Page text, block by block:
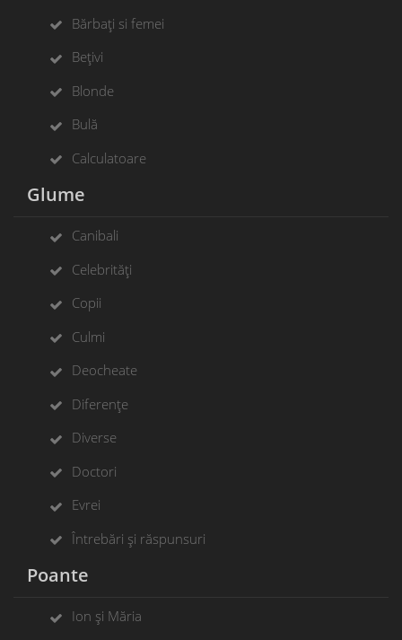
Bărbați si femei
Bețivi
Blonde
Bulă
Calculatoare
Glume
Canibali
Celebrități
Copii
Culmi
Deocheate
Diferențe
Diverse
Doctori
Evrei
Întrebări și răspunsuri
Poante
Ion și Măria